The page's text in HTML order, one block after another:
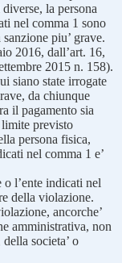
la persona
nel comma 1 sono
piu’ grave.
2016, dall’art. 16,
2015 n. 158).
siano state irrogate
da chiunque
il pagamento sia
limite previsto
persona fisica,
nel comma 1 e’
o l’ente indicati nel
della violazione.
ancorche’
amministrativa, non
societa’ o